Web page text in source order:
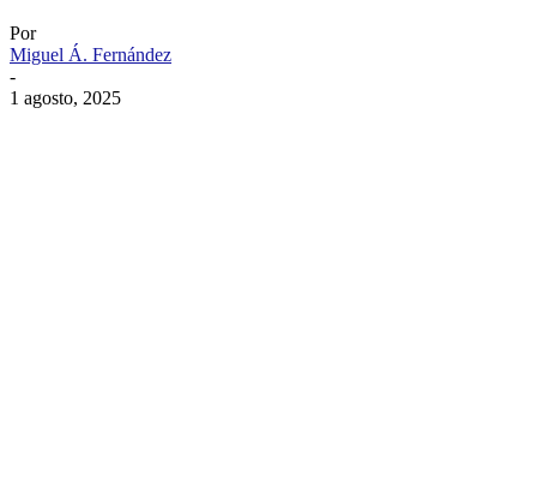
Por
Miguel Á. Fernández
-
1 agosto, 2025